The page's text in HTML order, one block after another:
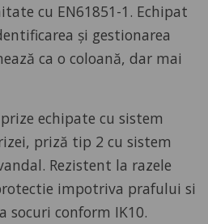
cu EN61851-1. Echipat
și gestionarea
ca o coloană, dar mai
echipate cu sistem
priză tip 2 cu sistem
Rezistent la razele
impotriva prafului si
socuri conform IK10.